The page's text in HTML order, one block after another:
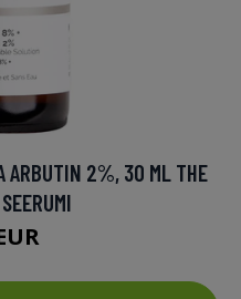
ARBUTIN 2%, 30 ML THE